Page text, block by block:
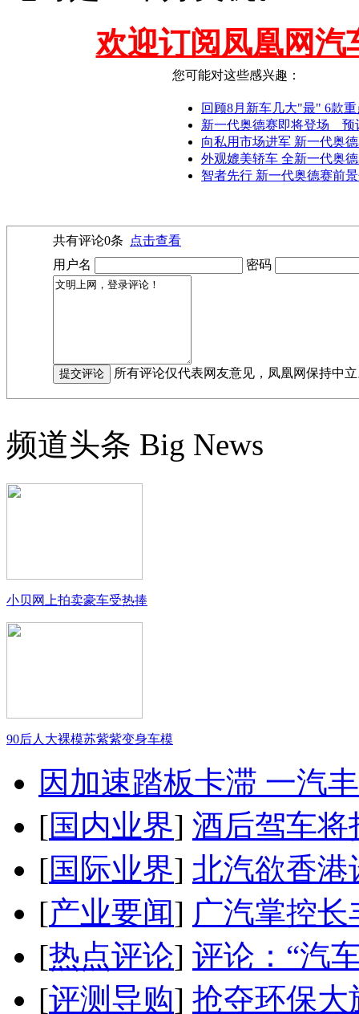
欢迎订阅凤凰网汽
您可能对这些感兴趣：
回顾8月新车几大"最" 6款
新一代奥德赛即将登场 预
向私用市场进军 新一代奥
外观媲美轿车 全新一代奥
智者先行 新一代奥德赛前
共有评论0条
点击查看
用户名
密码
所有评论仅代表网友意见，凤凰网保持中
频道头条 Big News
小贝网上拍卖豪车受热捧
90后人大裸模苏紫紫变身车模
因加速踏板卡滞 一汽
[国内业界] 酒后驾车将
[国际业界] 北汽欲香港
[产业要闻] 广汽掌控
[热点评论] 评论：“汽
[评测导购] 抢夺环保大